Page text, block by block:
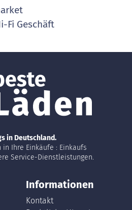
Fi Geschäft
in Deutschland.
Ihre Einkäufe : Einkaufs
Service-Dienstleistungen.
Informationen
Kontakt